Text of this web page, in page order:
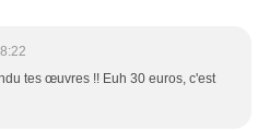
tes œuvres !! Euh 30 euros, c'est